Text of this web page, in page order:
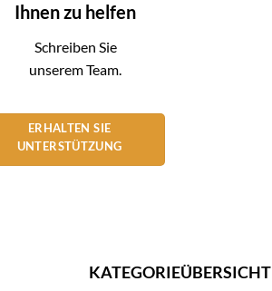
Ihnen zu helfen
Schreiben Sie
unserem Team.
ERHALTEN SIE
UNTERSTÜTZUNG
KATEGORIEÜBERSICHT